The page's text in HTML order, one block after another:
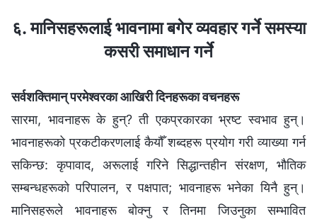
६. मानिसहरूलाई भावनामा बगेर व्यवहार गर्ने समस्या
कसरी समाधान गर्ने
सर्वशक्तिमान् परमेश्‍वरका आखिरी दिनहरूका वचनहरू
सारमा, भावनाहरू के हुन्? ती एकप्रकारका भ्रष्ट स्वभाव हुन्।
भावनाहरूको प्रकटीकरणलाई कैयौँ शब्‍दहरू प्रयोग गरी व्याख्या गर्न
सकिन्छ: कृपावाद, अरूलाई गरिने सिद्धान्तहीन संरक्षण, भौतिक
सम्‍बन्धहरूको परिपालन, र पक्षपात; भावनाहरू भनेका यिनै हुन्।
मानिसहरूले भावनाहरू बोक्‍नु र तिनमा जिउनुका सम्भावित